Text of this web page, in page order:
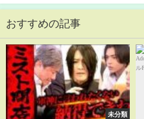
おすすめの記事
未分類